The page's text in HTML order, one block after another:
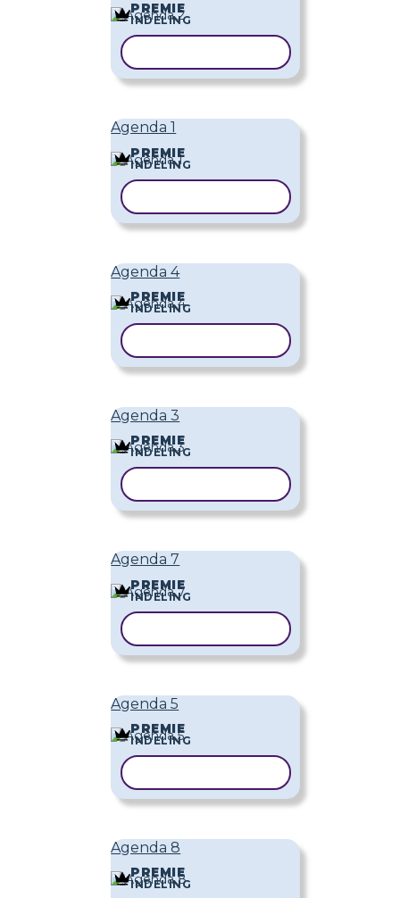
PREMIE
INDELING
Agenda 1
PREMIE
INDELING
Agenda 4
PREMIE
INDELING
Agenda 3
PREMIE
INDELING
Agenda 7
PREMIE
INDELING
Agenda 5
PREMIE
INDELING
Agenda 8
PREMIE
INDELING